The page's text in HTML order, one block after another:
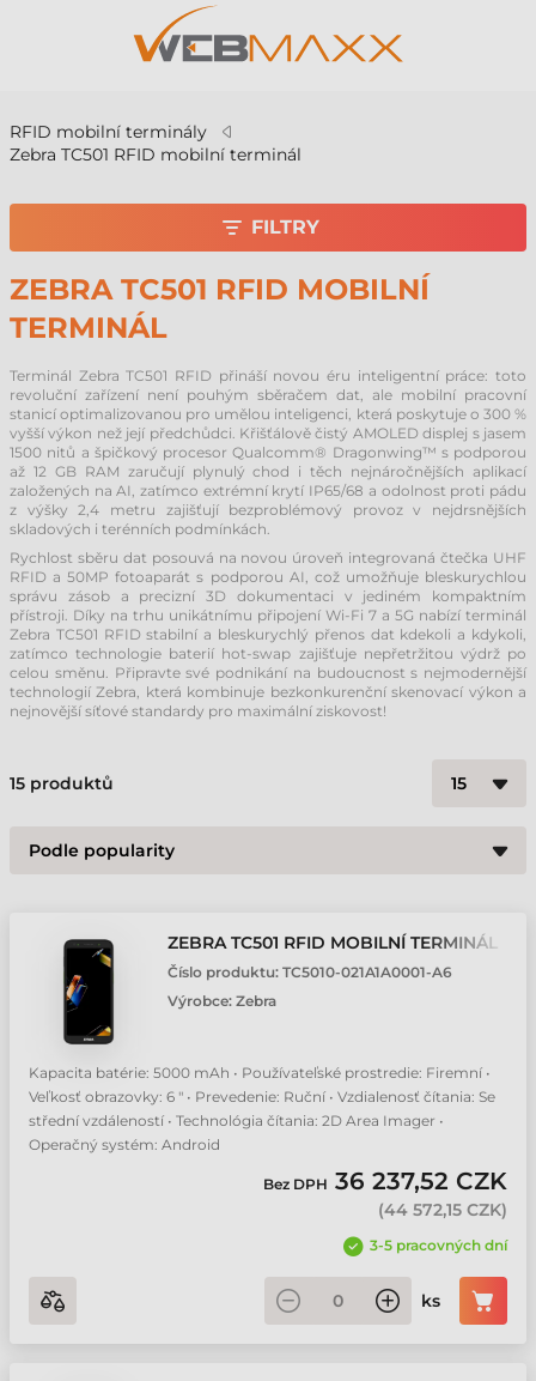
RFID mobilní terminály
Zebra TC501 RFID mobilní terminál
ZEBRA TC501 RFID MOBILNÍ
TERMINÁL
Terminál Zebra TC501 RFID přináší novou éru inteligentní práce: toto
revoluční zařízení není pouhým sběračem dat, ale mobilní pracovní
stanicí optimalizovanou pro umělou inteligenci, která poskytuje o 300 %
vyšší výkon než její předchůdci. Křišťálově čistý AMOLED displej s jasem
1500 nitů a špičkový procesor Qualcomm® Dragonwing™ s podporou
až 12 GB RAM zaručují plynulý chod i těch nejnáročnějších aplikací
založených na AI, zatímco extrémní krytí IP65/68 a odolnost proti pádu
z výšky 2,4 metru zajišťují bezproblémový provoz v nejdrsnějších
skladových i terénních podmínkách.
Rychlost sběru dat posouvá na novou úroveň integrovaná čtečka UHF
RFID a 50MP fotoaparát s podporou AI, což umožňuje bleskurychlou
správu zásob a precizní 3D dokumentaci v jediném kompaktním
přístroji. Díky na trhu unikátnímu připojení Wi-Fi 7 a 5G nabízí terminál
Zebra TC501 RFID stabilní a bleskurychlý přenos dat kdekoli a kdykoli,
zatímco technologie baterií hot-swap zajišťuje nepřetržitou výdrž po
celou směnu. Připravte své podnikání na budoucnost s nejmodernější
technologií Zebra, která kombinuje bezkonkurenční skenovací výkon a
nejnovější síťové standardy pro maximální ziskovost!
15 produktů
ZEBRA TC501 RFID MOBILNÍ TERMINÁL
Číslo produktu: TC5010-021A1A0001-A6
Výrobce: Zebra
Kapacita batérie: 5000 mAh • Používateľské prostredie: Firemní •
Veľkosť obrazovky: 6 " • Prevedenie: Ruční • Vzdialenosť čítania: Se
střední vzdáleností • Technológia čítania: 2D Area Imager •
Operačný systém: Android
Bez DPH 36 237,52 CZK
(44 572,15 CZK)
3-5 pracovných dní
ks
FILTRY